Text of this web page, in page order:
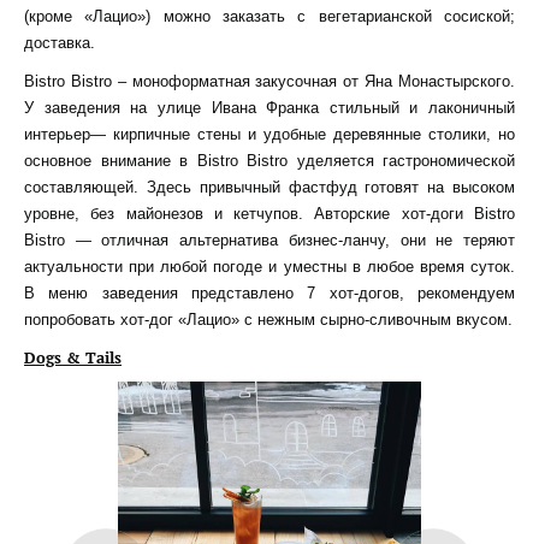
(кроме «Лацио») можно заказать с вегетарианской сосиской;
доставка.
Bistro Bistro – моноформатная закусочная от Яна Монастырского.
У заведения на улице Ивана Франка стильный и лаконичный
интерьер— кирпичные стены и удобные деревянные столики, но
основное внимание в Bistro Bistro уделяется гастрономической
составляющей. Здесь привычный фастфуд готовят на высоком
уровне, без майонезов и кетчупов. Авторские хот-доги Bistro
Bistro — отличная альтернатива бизнес-ланчу, они не теряют
актуальности при любой погоде и уместны в любое время суток.
В меню заведения представлено 7 хот-догов, рекомендуем
попробовать хот-дог «Лацио» с нежным сырно-сливочным вкусом.
Dogs & Tails